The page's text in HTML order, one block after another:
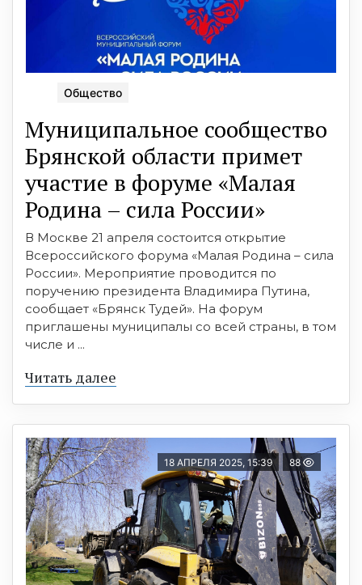
Общество
Муниципальное сообщество
Брянской области примет
участие в форуме «Малая
Родина – сила России»
В Москве 21 апреля состоится открытие
Всероссийского форума «Малая Родина – сила
России». Мероприятие проводится по
поручению президента Владимира Путина,
сообщает «Брянск Тудей». На форум
приглашены муниципалы со всей страны, в том
числе и ...
Читать далее
18 АПРЕЛЯ 2025, 15:39 88